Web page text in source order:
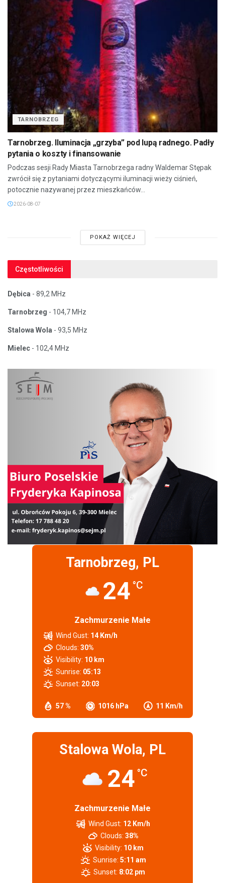
TARNOBRZEG
Tarnobrzeg. Iluminacja „grzyba” pod lupą radnego. Padły
pytania o koszty i finansowanie
Podczas sesji Rady Miasta Tarnobrzega radny Waldemar Stępak
zwrócił się z pytaniami dotyczącymi iluminacji wieży ciśnień,
potocznie nazywanej przez mieszkańców...
2026-08-07
POKAŻ WIĘCEJ
Częstotliwości
Dębica - 89,2 MHz
Tarnobrzeg - 104,7 MHz
Stalowa Wola - 93,5 MHz
Mielec - 102,4 MHz
Tarnobrzeg, PL
24 °C
Zachmurzenie Małe
57 % 1016 hPa 11 Km/h
Wind Gust: 14 Km/h
Clouds: 30%
Visibility: 10 km
Sunrise: 05:13
Sunset: 20:03
Stalowa Wola, PL
24 °C
Zachmurzenie Małe
Wind Gust: 12 Km/h
Clouds: 38%
Visibility: 10 km
Sunrise: 5:11 am
Sunset: 8:02 pm